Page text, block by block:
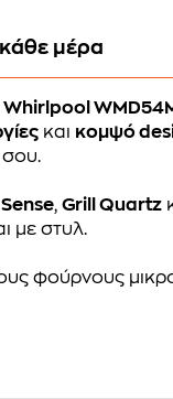
μέρα
Whirlpool
και κομψό
σου.
,Grill Quartz
με στυλ.
φούρνους